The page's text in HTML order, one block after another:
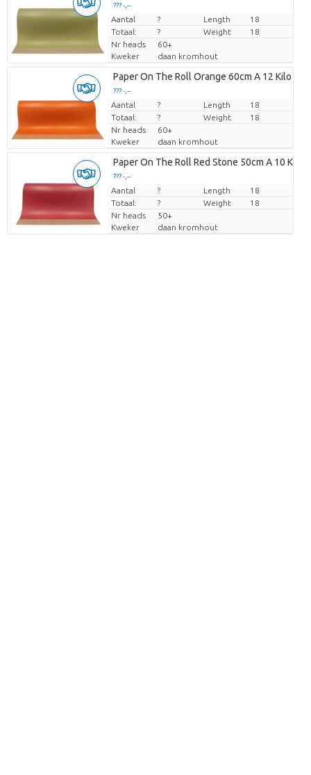
??? -,--
Prijs per stuk
Aantal ? Length
18
Totaal:
? Weight
18
Nr heads
60+
Kweker
daan kromhout
Paper On The Roll Orange 60cm A 12 Kilo
??? -,--
Prijs per stuk
Aantal ? Length
18
Totaal:
? Weight
18
Nr heads
60+
Kweker
daan kromhout
Paper On The Roll Red Stone 50cm A 10 Kilo
??? -,--
Prijs per stuk
Aantal ? Length
18
Totaal:
? Weight
18
Nr heads
50+
Kweker
daan kromhout